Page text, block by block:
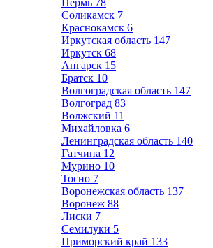
Пермь 78
Соликамск 7
Краснокамск 6
Иркутская область 147
Иркутск 68
Ангарск 15
Братск 10
Волгоградская область 147
Волгоград 83
Волжский 11
Михайловка 6
Ленинградская область 140
Гатчина 12
Мурино 10
Тосно 7
Воронежская область 137
Воронеж 88
Лиски 7
Семилуки 5
Приморский край 133